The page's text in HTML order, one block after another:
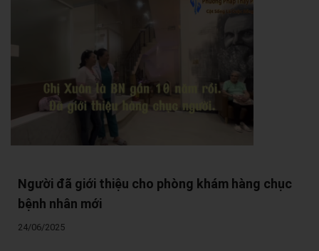
Người đã giới thiệu cho phòng khám hàng chục
bệnh nhân mới
24/06/2025